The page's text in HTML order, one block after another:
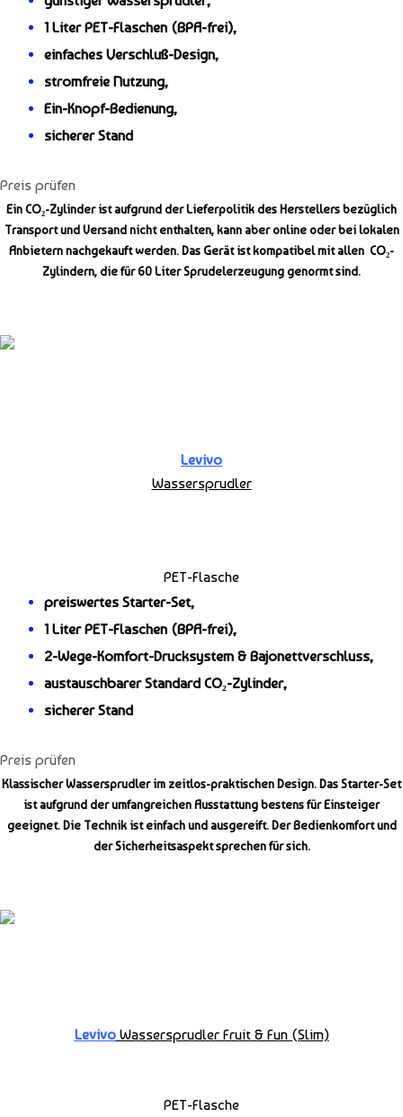
1 Liter PET-Flaschen (BPA-frei),
einfaches Verschluß-Design,
stromfreie Nutzung,
Ein-Knopf-Bedienung,
sicherer Stand
Preis prüfen
EinCO₂-Zylinder ist aufgrund der Lieferpolitik des Herstellers bezüglich
Transport und Versand nicht enthalten, kann aber online oder bei lokalen
Anbietern nachgekauft werden. Das Gerät ist kompatibel mit allen CO₂-
Zylindern, die für 60 Liter Sprudelerzeugung genormt sind.
Levivo
Wassersprudler
PET-Flasche
preiswertes Starter-Set,
1 Liter PET-Flaschen (BPA-frei),
2-Wege-Komfort-Drucksystem & Bajonettverschluss,
austauschbarer Standard CO₂-Zylinder,
sicherer Stand
Preis prüfen
Klassischer Wassersprudler im zeitlos-praktischen Design. Das Starter-Set
ist aufgrund der umfangreichen Ausstattung bestens für Einsteiger
geeignet. Die Technik ist einfach und ausgereift. Der Bedienkomfort und
der Sicherheitsaspekt sprechen für sich.
LevivoWassersprudler Fruit & Fun (Slim)
PET-Flasche